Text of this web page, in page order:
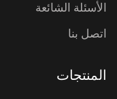
الأسئلة الشائعة
اتصل بنا
المنتجات